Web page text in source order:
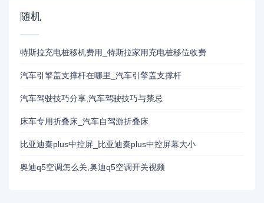
随机
特斯拉充电桩移机费用_特斯拉家用充电桩移位收费
汽车引擎盖支撑杆在哪里_汽车引擎盖支撑杆
汽车驾驶技巧分享,汽车驾驶技巧与禁忌
床车专用折叠床_汽车自驾游折叠床
比亚迪秦plus中控屏_比亚迪秦plus中控屏幕大小
奥迪q5空调怎么关,奥迪q5空调开关视频